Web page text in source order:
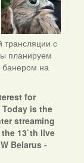
трансляции с
планируем
банером на
for
is the
streaming
13`th live
Belarus -